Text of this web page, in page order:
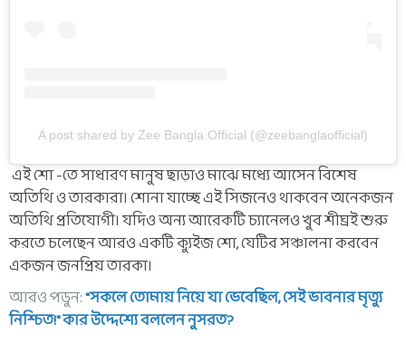
A post shared by Zee Bangla Official (@zeebanglaofficial)
এই শো -তে সাধারণ মানুষ ছাড়াও মাঝে মধ্যে আসেন বিশেষ
অতিথি ও তারকারা। শোনা যাচ্ছে এই সিজনেও থাকবেন অনেকজন
অতিথি প্রতিযোগী। যদিও অন্য আরেকটি চ্যানেলও খুব শীঘ্রই শুরু
করতে চলেছেন আরও একটি ক্যুইজ শো, যেটির সঞ্চালনা করবেন
একজন জনপ্রিয় তারকা।
আরও পড়ুন:"সকলে তোমায় নিয়ে যা ভেবেছিল, সেই ভাবনার মৃত্যু
নিশ্চিত!" কার উদ্দেশ্যে বললেন নুসরত?